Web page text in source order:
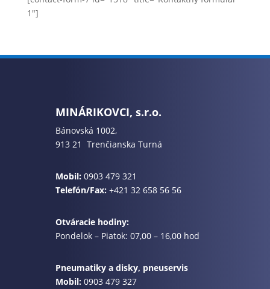
1"]
MINÁRIKOVCI, s.r.o.
Bánovská 1002,
913 21 Trenčianska Turná
Mobil: 0903 479 321
Telefón/Fax:+421 32 658 56 56
Otváracie hodiny:
Pondelok – Piatok: 07,00 – 16,00 hod
Pneumatiky a disky, pneuservis
Mobil: 0903 479 327